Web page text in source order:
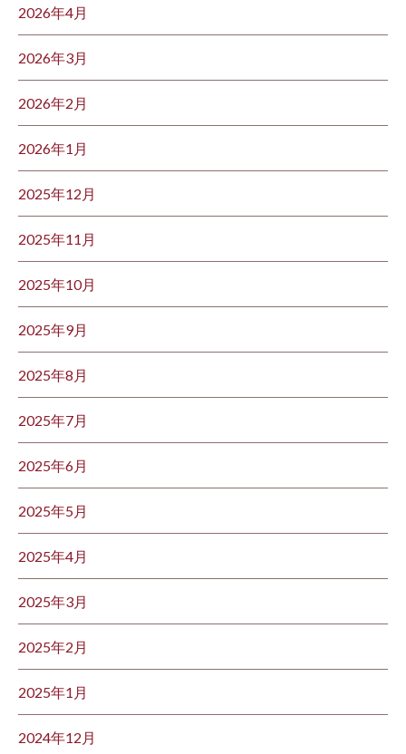
2026年4月
2026年3月
2026年2月
2026年1月
2025年12月
2025年11月
2025年10月
2025年9月
2025年8月
2025年7月
2025年6月
2025年5月
2025年4月
2025年3月
2025年2月
2025年1月
2024年12月